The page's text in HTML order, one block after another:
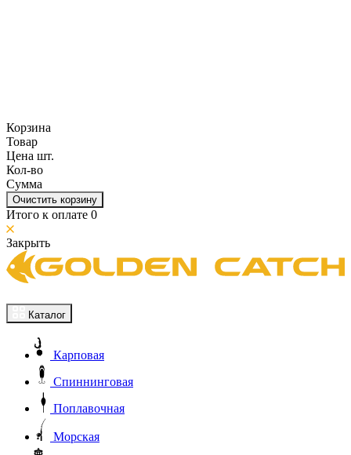
Корзина
Товар
Цена шт.
Кол-во
Сумма
Очистить корзину
Итого к оплате 0
Закрыть
Каталог
Карповая
Спиннинговая
Поплавочная
Морская